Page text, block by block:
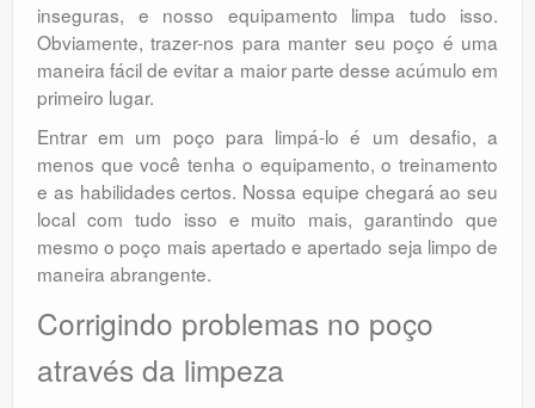
inseguras, e nosso equipamento limpa tudo isso.
Obviamente, trazer-nos para manter seu poço é uma
maneira fácil de evitar a maior parte desse acúmulo em
primeiro lugar.
Entrar em um poço para limpá-lo é um desafio, a
menos que você tenha o equipamento, o treinamento
e as habilidades certos. Nossa equipe chegará ao seu
local com tudo isso e muito mais, garantindo que
mesmo o poço mais apertado e apertado seja limpo de
maneira abrangente.
Corrigindo problemas no poço
através da limpeza